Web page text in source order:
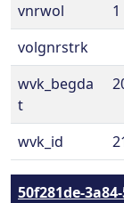
vnrwol
1
volgnrstrk
wvk_begda
t
wvk_id
50f281de-